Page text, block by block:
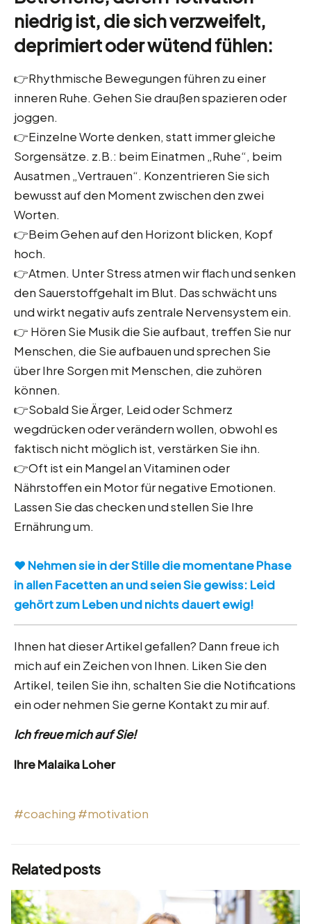
niedrig ist, die sich verzweifelt,
deprimiert oder wütend fühlen:
👉Rhythmische Bewegungen führen zu einer
inneren Ruhe. Gehen Sie draußen spazieren oder
joggen.
👉Einzelne Worte denken, statt immer gleiche
Sorgensätze. z.B.: beim Einatmen „Ruhe“, beim
Ausatmen „Vertrauen“. Konzentrieren Sie sich
bewusst auf den Moment zwischen den zwei
Worten.
👉Beim Gehen auf den Horizont blicken, Kopf
hoch.
👉Atmen. Unter Stress atmen wir flach und senken
den Sauerstoffgehalt im Blut. Das schwächt uns
und wirkt negativ aufs zentrale Nervensystem ein.
👉 Hören Sie Musik die Sie aufbaut, treffen Sie nur
Menschen, die Sie aufbauen und sprechen Sie
über Ihre Sorgen mit Menschen, die zuhören
können.
👉Sobald Sie Ärger, Leid oder Schmerz
wegdrücken oder verändern wollen, obwohl es
faktisch nicht möglich ist, verstärken Sie ihn.
👉Oft ist ein Mangel an Vitaminen oder
Nährstoffen ein Motor für negative Emotionen.
Lassen Sie das checken und stellen Sie Ihre
Ernährung um.
❤️ Nehmen sie in der Stille die momentane Phase
in allen Facetten an und seien Sie gewiss: Leid
gehört zum Leben und nichts dauert ewig!
Ihnen hat dieser Artikel gefallen? Dann freue ich
mich auf ein Zeichen von Ihnen. Liken Sie den
Artikel, teilen Sie ihn, schalten Sie die Notifications
ein oder nehmen Sie gerne Kontakt zu mir auf.
Ich freue mich auf Sie!
Ihre Malaika Loher
#coaching #motivation
Related posts